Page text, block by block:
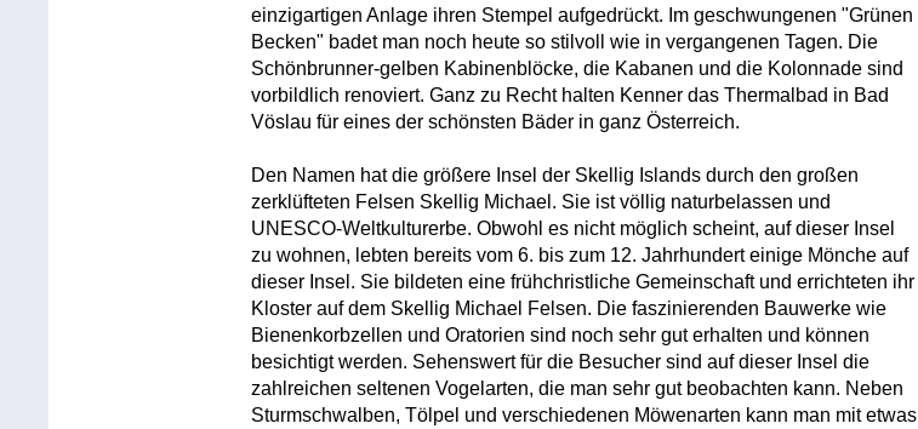
einzigartigen Anlage ihren Stempel aufgedrückt. Im geschwungenen "Grünen
Becken" badet man noch heute so stilvoll wie in vergangenen Tagen. Die
Schönbrunner-gelben Kabinenblöcke, die Kabanen und die Kolonnade sind
vorbildlich renoviert. Ganz zu Recht halten Kenner das Thermalbad in Bad
Vöslau für eines der schönsten Bäder in ganz Österreich.
Den Namen hat die größere Insel der Skellig Islands durch den großen
zerklüfteten Felsen Skellig Michael. Sie ist völlig naturbelassen und
UNESCO-Weltkulturerbe. Obwohl es nicht möglich scheint, auf dieser Insel
zu wohnen, lebten bereits vom 6. bis zum 12. Jahrhundert einige Mönche auf
dieser Insel. Sie bildeten eine frühchristliche Gemeinschaft und errichteten ihr
Kloster auf dem Skellig Michael Felsen. Die faszinierenden Bauwerke wie
Bienenkorbzellen und Oratorien sind noch sehr gut erhalten und können
besichtigt werden. Sehenswert für die Besucher sind auf dieser Insel die
zahlreichen seltenen Vogelarten, die man sehr gut beobachten kann. Neben
Sturmschwalben, Tölpel und verschiedenen Möwenarten kann man mit etwas